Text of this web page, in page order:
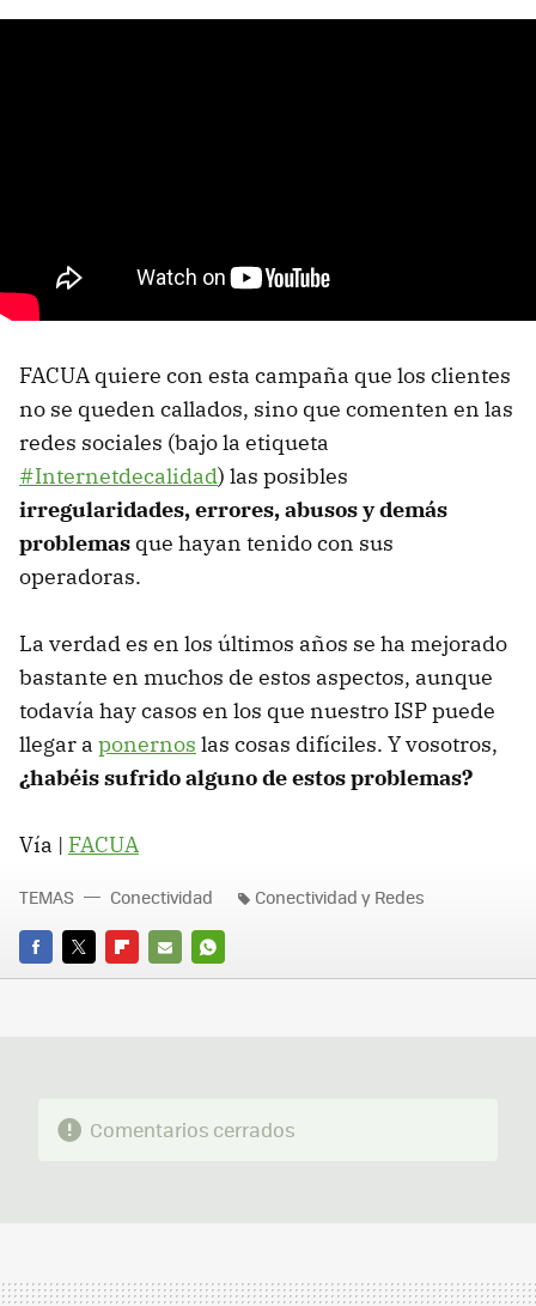
FACUA quiere con esta campaña que los clientes
no se queden callados, sino que comenten en las
redes sociales (bajo la etiqueta
#Internetdecalidad) las posibles
irregularidades, errores, abusos y demás
problemas que hayan tenido con sus
operadoras.
La verdad es en los últimos años se ha mejorado
bastante en muchos de estos aspectos, aunque
todavía hay casos en los que nuestro ISP puede
llegar a ponernos las cosas difíciles. Y vosotros,
¿habéis sufrido alguno de estos problemas?
Vía | FACUA
FACEBOOK
TWITTERFLIPBOARD
E-
WHATSAPP
TEMAS Conectividad Conectividad y Redes
Comentarios cerrados